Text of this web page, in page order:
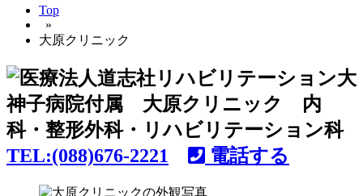
Top
»
大原クリニック
TEL:(088)676-2221 電話する